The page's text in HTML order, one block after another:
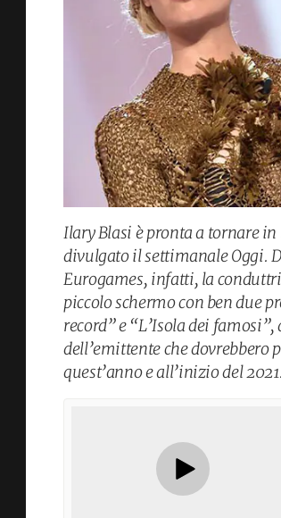
Ilary Blasi è pronta a tornare
divulgato il settimanale Oggi.
Eurogames, infatti, la
piccolo schermo con ben due
record” e “L’Isola dei
dell’emittente che
quest’anno e all’inizio del 2021.